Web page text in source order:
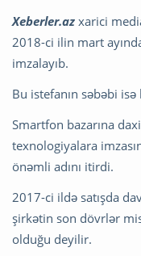
Xeberler.az xarici
2018-ci ilin mart
imzalayıb.
Bu istefanın səbəbi
Smartfon bazarına
texnologiyalara
önəmli adını itirdi.
2017-ci ildə satışda
şirkətin son dövrlər
olduğu deyilir.